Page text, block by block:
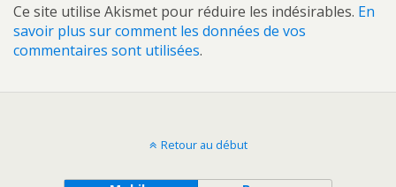
Ce site utilise Akismet pour réduire les indésirables. En
savoir plus sur comment les données de vos
commentaires sont utilisées.
Retour au début